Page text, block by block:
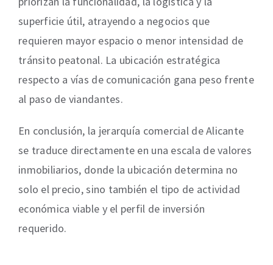
superficie útil, atrayendo a negocios que
requieren mayor espacio o menor intensidad de
tránsito peatonal. La ubicación estratégica
respecto a vías de comunicación gana peso frente
al paso de viandantes.
En conclusión, la jerarquía comercial de Alicante
se traduce directamente en una escala de valores
inmobiliarios, donde la ubicación determina no
solo el precio, sino también el tipo de actividad
económica viable y el perfil de inversión
requerido.